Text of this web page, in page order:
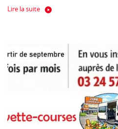
Lire la suite